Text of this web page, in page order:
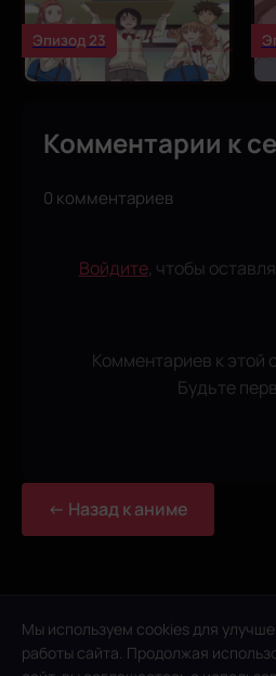
Мы используем cookies для
работы сайта. Продолжая
Эпизод 23
Комментарии к
0 комментариев
Войдите, чтобы
Комментариев к этой
Будьте
← Назад к аниме